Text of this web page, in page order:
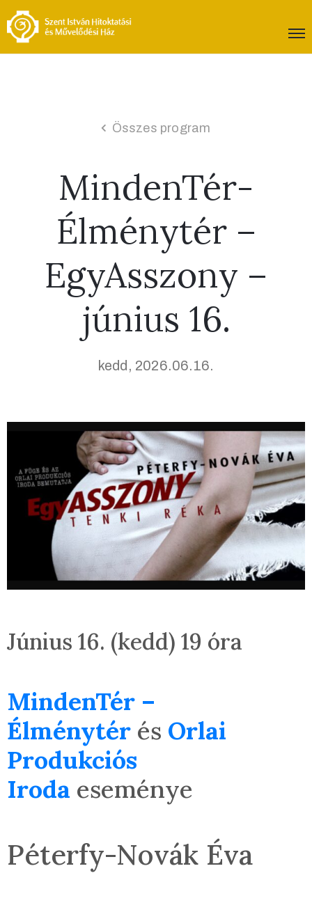
Összes program
MindenTér-
Élménytér –
EgyAsszony –
június 16.
kedd, 2026.06.16.
Június 16. (kedd) 19 óra
MindenTér –
Élménytér és Orlai
Produkciós
Iroda eseménye
Péterfy-Novák Éva